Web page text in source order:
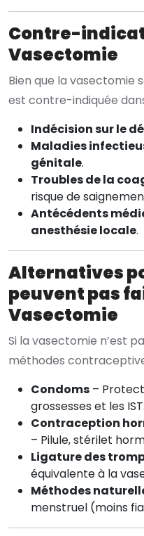
Contre-
Vasectomie
Bien que la vasectomie
est contre-indiquée
Indécision sur le
Maladies
génitale.
Troubles de la
risque de
Antécédents
anesthésie locale.
Alternatives
peuvent pas
Vasectomie
Si la vasectomie n’est
méthodes
Condoms –
grossesses et les IST.
Contraception
– Pilule, stérilet
Ligature des
équivalente à la
Méthodes
menstruel (moins